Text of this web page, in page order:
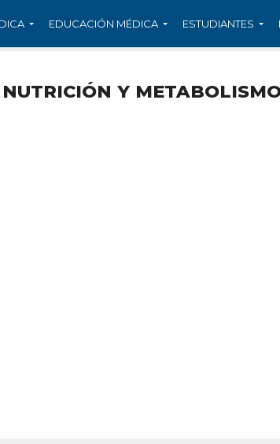
EDUCACIÓN MÉDICA ESTUDIANTES
Y